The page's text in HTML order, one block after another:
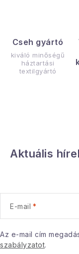
Cseh gyártó
kiváló minőségű
háztartási
textilgyártó
Aktuális
E-mail
Az e-mail cím
szabályzatot.